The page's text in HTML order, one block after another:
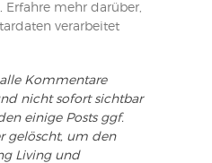
Erfahre mehr darüber,
verarbeitet
Kommentare
nicht sofort sichtbar
einige Posts ggf.
gelöscht, um den
Living und